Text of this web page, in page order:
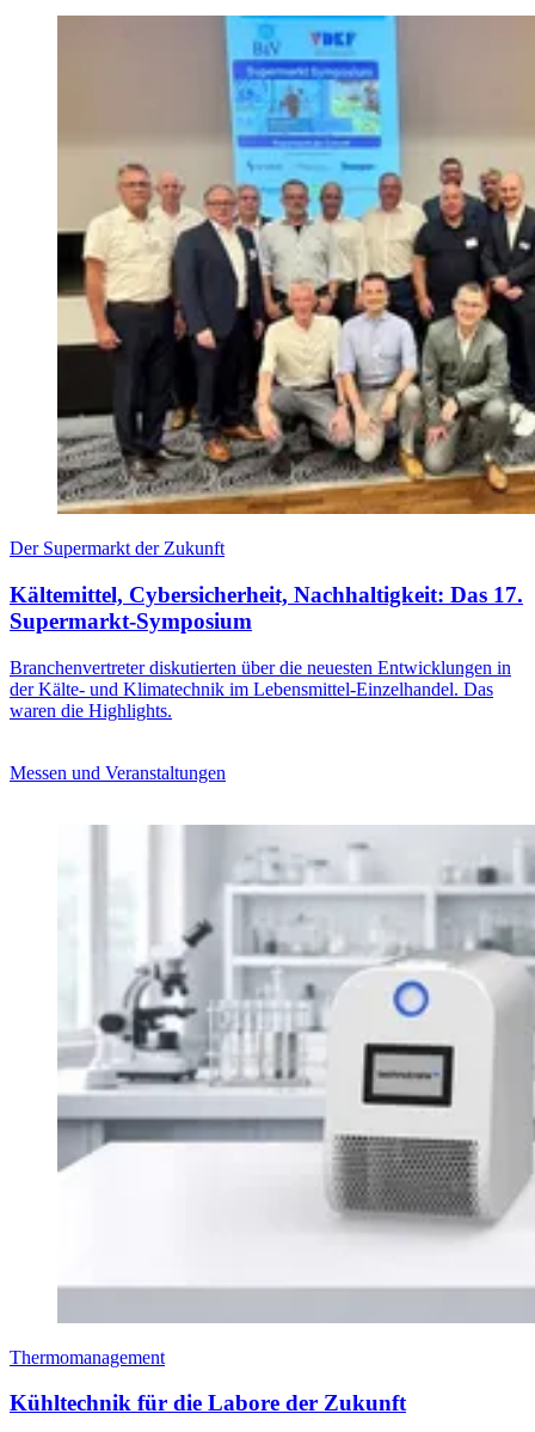
Der Supermarkt der Zukunft
Kältemittel, Cybersicherheit, Nachhaltigkeit: Das 17.
Supermarkt-Symposium
Branchenvertreter diskutierten über die neuesten Entwicklungen in
der Kälte- und Klimatechnik im Lebensmittel-Einzelhandel. Das
waren die Highlights.
Messen und Veranstaltungen
Thermomanagement
Kühltechnik für die Labore der Zukunft